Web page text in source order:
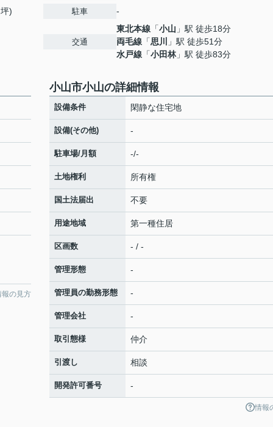
) 駐車 -
交通
東北本線 「小山 」駅 徒歩18分
両毛線 「思川
」駅 徒歩51分
水戸線 「小田林」駅 徒歩83分
報の見方
小山市小山の詳細情報
設備条件 閑静な住宅地
設備(その他) -
駐車場/月額 -/-
土地権利 所有権
国土法届出 不要
用途地域 第一種住居
区画数 - / -
管理形態 -
管理員の勤務形態 -
管理会社 -
取引態様 仲介
引渡し 相談
開発許可番号 -
情報